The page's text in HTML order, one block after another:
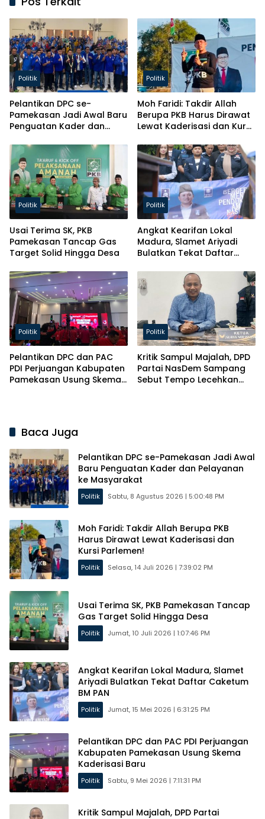
Politik
Pelantikan DPC se-
Pamekasan Jadi Awal Baru
Penguatan Kader dan
Politik
Moh Faridi: Takdir Allah
Berupa PKB Harus Dirawat
Lewat Kaderisasi dan Kursi
Politik
Usai Terima SK, PKB
Pamekasan Tancap Gas
Target Solid Hingga Desa
Politik
Angkat Kearifan Lokal
Madura, Slamet Ariyadi
Bulatkan Tekat Daftar
Politik
Pelantikan DPC dan PAC
PDI Perjuangan Kabupaten
Pamekasan Usung Skema
Politik
Kritik Sampul Majalah, DPD
Partai NasDem Sampang
Sebut Tempo Lecehkan
Baca Juga
Pelantikan DPC se-Pamekasan Jadi Awal
Baru Penguatan Kader dan Pelayanan
ke Masyarakat
Politik Sabtu, 8 Agustus 2026 | 5:00:48 PM
Moh Faridi: Takdir Allah Berupa PKB
Harus Dirawat Lewat Kaderisasi dan
Kursi Parlemen!
Politik Selasa, 14 Juli 2026 | 7:39:02 PM
Usai Terima SK, PKB Pamekasan Tancap
Gas Target Solid Hingga Desa
Politik Jumat, 10 Juli 2026 | 1:07:46 PM
Angkat Kearifan Lokal Madura, Slamet
Ariyadi Bulatkan Tekat Daftar Caketum
BM PAN
Politik Jumat, 15 Mei 2026 | 6:31:25 PM
Pelantikan DPC dan PAC PDI Perjuangan
Kabupaten Pamekasan Usung Skema
Kaderisasi Baru
Politik Sabtu, 9 Mei 2026 | 7:11:31 PM
Kritik Sampul Majalah, DPD Partai